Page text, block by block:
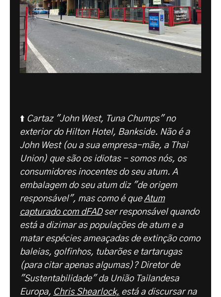
⬆️ Cartaz "John West, Tuna Chumps" no
exterior do Hilton Hotel, Bankside. Não é a
John West (ou a sua empresa-mãe, a Thai
Union) que são os idiotas - somos nós, os
consumidores inocentes do seu atum. A
embalagem do seu atum diz "de origem
responsável", mas como é queAtum
capturado com dFADser responsável quando
está a dizimar as populações de atum e a
matar espécies ameaçadas de extinção como
baleias, golfinhos, tubarões e tartarugas
(para citar apenas algumas)? Diretor de
"Sustentabilidade" da União Tailandesa
Europa, Chris Shearlock, está a discursar na